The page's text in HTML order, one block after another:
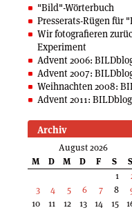
"Bild"-Wörterbuch
Presserats-Rügen für
Wir fotografieren
Experiment
Advent 2006:
Advent 2007:
Weihnachten 2008:
Advent 2011:
Archiv
August 2026
M
D M D F S
S
1
3
4 5 6 7 8
10
11 12 13 14 15